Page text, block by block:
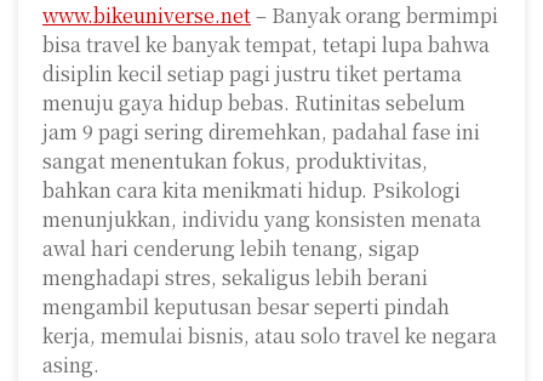
www.bikeuniverse.net– Banyak orang bermimpi
bisa travel ke banyak tempat, tetapi lupa bahwa
disiplin kecil setiap pagi justru tiket pertama
menuju gaya hidup bebas. Rutinitas sebelum
jam 9 pagi sering diremehkan, padahal fase ini
sangat menentukan fokus, produktivitas,
bahkan cara kita menikmati hidup. Psikologi
menunjukkan, individu yang konsisten menata
awal hari cenderung lebih tenang, sigap
menghadapi stres, sekaligus lebih berani
mengambil keputusan besar seperti pindah
kerja, memulai bisnis, atau solo travel ke negara
asing.